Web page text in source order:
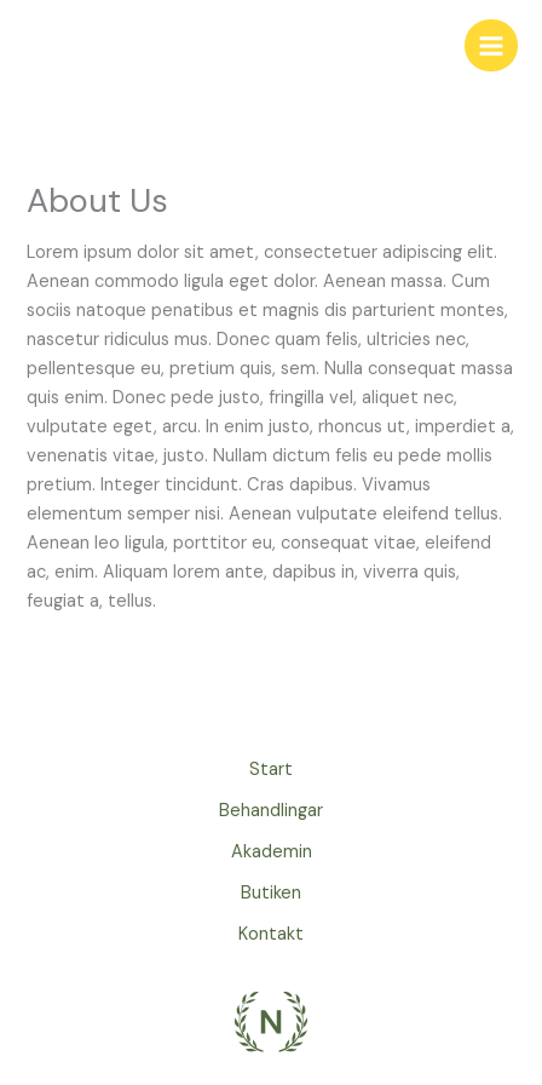
About Us
Lorem ipsum dolor sit amet, consectetuer adipiscing elit.
Aenean commodo ligula eget dolor. Aenean massa. Cum
sociis natoque penatibus et magnis dis parturient montes,
nascetur ridiculus mus. Donec quam felis, ultricies nec,
pellentesque eu, pretium quis, sem. Nulla consequat massa
quis enim. Donec pede justo, fringilla vel, aliquet nec,
vulputate eget, arcu. In enim justo, rhoncus ut, imperdiet a,
venenatis vitae, justo. Nullam dictum felis eu pede mollis
pretium. Integer tincidunt. Cras dapibus. Vivamus
elementum semper nisi. Aenean vulputate eleifend tellus.
Aenean leo ligula, porttitor eu, consequat vitae, eleifend
ac, enim. Aliquam lorem ante, dapibus in, viverra quis,
feugiat a, tellus.
Start
Behandlingar
Akademin
Butiken
Kontakt